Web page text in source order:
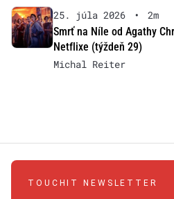
25. júla 2026 •
2m
Smrť na Níle od Agathy
Netflixe (týždeň 29)
Michal Reiter
TOUCHIT NEWSLETTER